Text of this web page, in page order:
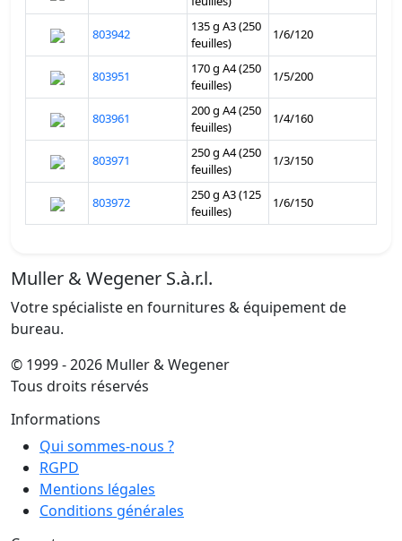
803942
135 g A3 (250
feuilles)
1/6/120
803951
170 g A4 (250
feuilles)
1/5/200
803961
200 g A4 (250
feuilles)
1/4/160
803971
250 g A4 (250
feuilles)
1/3/150
803972
250 g A3 (125
feuilles)
1/6/150
Muller & Wegener S.à.r.l.
Votre spécialiste en fournitures & équipement de
bureau.
© 1999 - 2026 Muller & Wegener
Tous droits réservés
Informations
Qui sommes-nous ?
RGPD
Mentions légales
Conditions générales